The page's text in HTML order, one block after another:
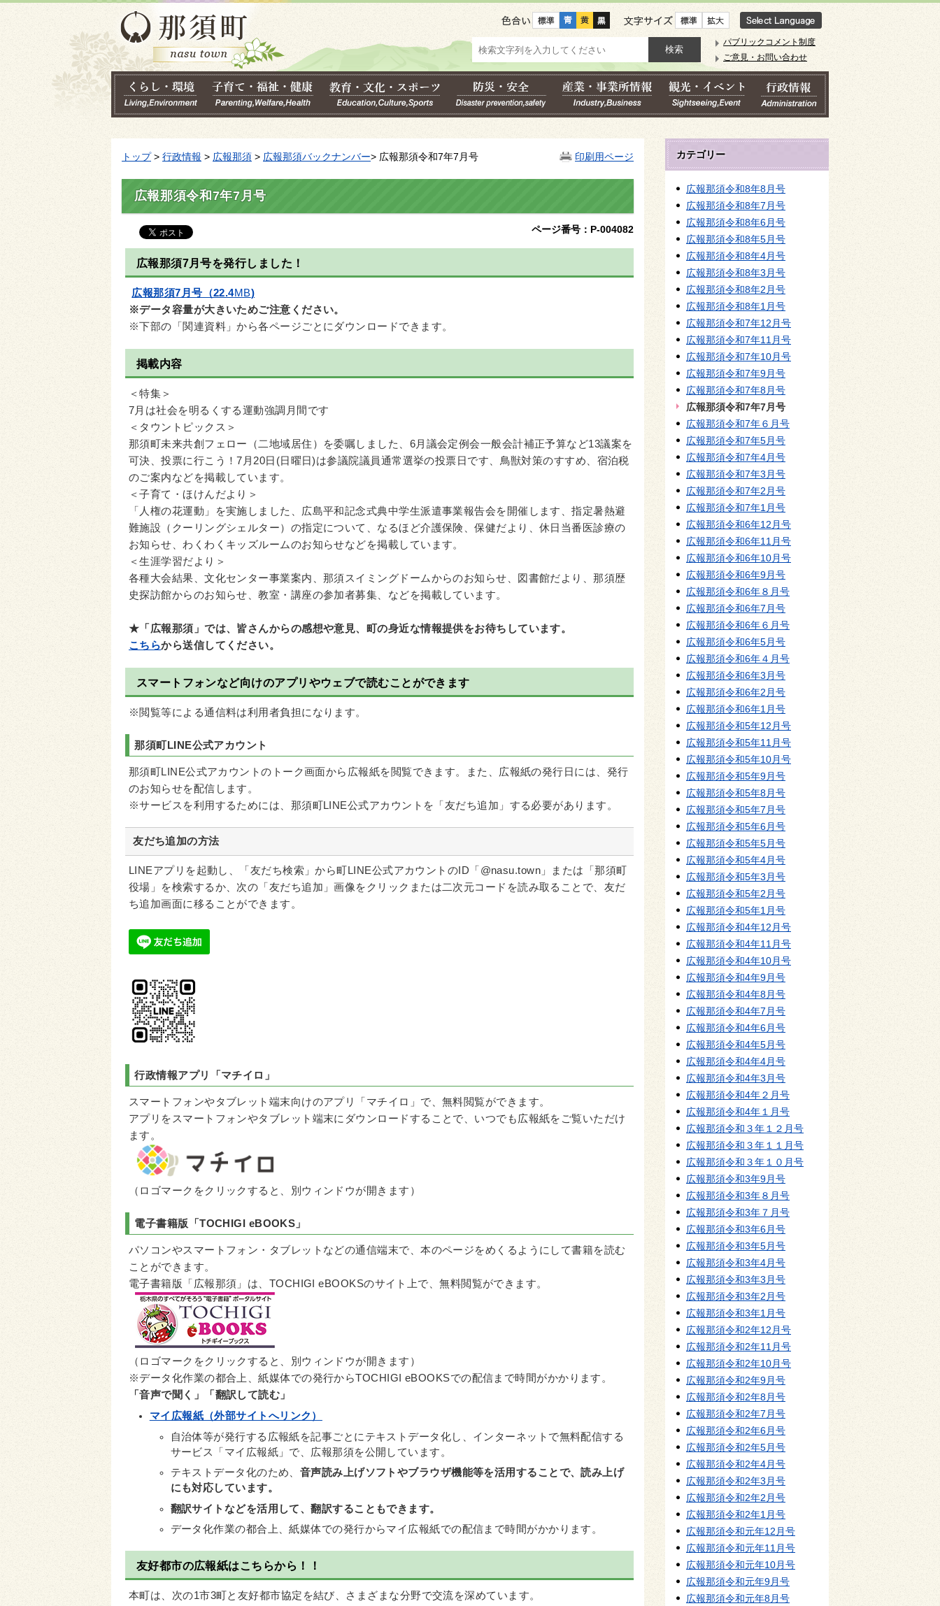
色合い 文字サイズ
パブリックコメント制度
ご意見・お問い合わせ
印刷用ページ
トップ> 行政情報 > 広報那須 > 広報那須バックナンバー> 広報那須令和7年7月号
広報那須令和7年7月号
ページ番号：P-004082
広報那須7月号を発行しました！
広報那須7月号（22.4MB)
※データ容量が大きいためご注意ください。
※下部の「関連資料」から各ページごとにダウンロードできます。
掲載内容
＜特集＞
7月は社会を明るくする運動強調月間です
＜タウントピックス＞
那須町未来共創フェロー（二地域居住）を委嘱しました、6月議会定例会一般会計補正予算など13議案を
可決、投票に行こう！7月20日(日曜日)は参議院議員通常選挙の投票日です、鳥獣対策のすすめ、宿泊税
のご案内などを掲載しています。
＜子育て・ほけんだより＞
「人権の花運動」を実施しました、広島平和記念式典中学生派遣事業報告会を開催します、指定暑熱避
難施設（クーリングシェルター）の指定について、なるほど介護保険、保健だより、休日当番医診療の
お知らせ、わくわくキッズルームのお知らせなどを掲載しています。
＜生涯学習だより＞
各種大会結果、文化センター事業案内、那須スイミングドームからのお知らせ、図書館だより、那須歴
史探訪館からのお知らせ、教室・講座の参加者募集、などを掲載しています。
★「広報那須」では、皆さんからの感想や意見、町の身近な情報提供をお待ちしています。
こちらから送信してください。
スマートフォンなど向けのアプリやウェブで読むことができます
※閲覧等による通信料は利用者負担になります。
那須町LINE公式アカウント
那須町LINE公式アカウントのトーク画面から広報紙を閲覧できます。また、広報紙の発行日には、発行
のお知らせを配信します。
※サービスを利用するためには、那須町LINE公式アカウントを「友だち追加」する必要があります。
友だち追加の方法
LINEアプリを起動し、「友だち検索」から町LINE公式アカウントのID「@nasu.town」または「那須町
役場」を検索するか、次の「友だち追加」画像をクリックまたは二次元コードを読み取ることで、友だ
ち追加画面に移ることができます。
行政情報アプリ 「マチイロ」
スマートフォンやタブレット端末向けのアプリ「マチイロ」で、無料閲覧ができます。
アプリをスマートフォンやタブレット端末にダウンロードすることで、いつでも広報紙をご覧いただけ
ます。
（ロゴマークをクリックすると、別ウィンドウが開きます）
電子書籍版「TOCHIGI eBOOKS 」
パソコンやスマートフォン・タブレットなどの通信端末で、本のページをめくるようにして書籍を読む
ことができます。
電子書籍版「広報那須」は、TOCHIGI eBOOKSのサイト上で、無料閲覧ができます。
（ロゴマークをクリックすると、別ウィンドウが開きます）
※データ化作業の都合上、紙媒体での発行からTOCHIGI eBOOKSでの配信まで時間がかかります。
「音声で聞く」「翻訳して読む」
マイ広報紙（外部サイトへリンク）
自治体等が発行する広報紙を記事ごとにテキストデータ化し、インターネットで無料配信する
サービス「マイ広報紙」で、広報那須を公開しています。
テキストデータ化のため、 音声読み上げソフトやブラウザ機能等を活用することで、読み上げ
にも対応しています。
翻訳サイトなどを活用して、翻訳することもできます。
データ化作業の都合上、紙媒体での発行からマイ広報紙での配信まで時間がかかります。
友好都市の広報紙はこちらから！！
本町は、次の1市3町と友好都市協定を結び、さまざまな分野で交流を深めています。
カテゴリー
広報那須令和8年8月号
広報那須令和8年7月号
広報那須令和8年6月号
広報那須令和8年5月号
広報那須令和8年4月号
広報那須令和8年3月号
広報那須令和8年2月号
広報那須令和8年1月号
広報那須令和7年12月号
広報那須令和7年11月号
広報那須令和7年10月号
広報那須令和7年9月号
広報那須令和7年8月号
広報那須令和7年7月号
広報那須令和7年６月号
広報那須令和7年5月号
広報那須令和7年4月号
広報那須令和7年3月号
広報那須令和7年2月号
広報那須令和7年1月号
広報那須令和6年12月号
広報那須令和6年11月号
広報那須令和6年10月号
広報那須令和6年9月号
広報那須令和6年８月号
広報那須令和6年7月号
広報那須令和6年６月号
広報那須令和6年5月号
広報那須令和6年４月号
広報那須令和6年3月号
広報那須令和6年2月号
広報那須令和6年1月号
広報那須令和5年12月号
広報那須令和5年11月号
広報那須令和5年10月号
広報那須令和5年9月号
広報那須令和5年8月号
広報那須令和5年7月号
広報那須令和5年6月号
広報那須令和5年5月号
広報那須令和5年4月号
広報那須令和5年3月号
広報那須令和5年2月号
広報那須令和5年1月号
広報那須令和4年12月号
広報那須令和4年11月号
広報那須令和4年10月号
広報那須令和4年9月号
広報那須令和4年8月号
広報那須令和4年7月号
広報那須令和4年6月号
広報那須令和4年5月号
広報那須令和4年4月号
広報那須令和4年3月号
広報那須令和4年２月号
広報那須令和4年１月号
広報那須令和３年１２月号
広報那須令和３年１１月号
広報那須令和３年１０月号
広報那須令和3年9月号
広報那須令和3年８月号
広報那須令和3年７月号
広報那須令和3年6月号
広報那須令和3年5月号
広報那須令和3年4月号
広報那須令和3年3月号
広報那須令和3年2月号
広報那須令和3年1月号
広報那須令和2年12月号
広報那須令和2年11月号
広報那須令和2年10月号
広報那須令和2年9月号
広報那須令和2年8月号
広報那須令和2年7月号
広報那須令和2年6月号
広報那須令和2年5月号
広報那須令和2年4月号
広報那須令和2年3月号
広報那須令和2年2月号
広報那須令和2年1月号
広報那須令和元年12月号
広報那須令和元年11月号
広報那須令和元年10月号
広報那須令和元年9月号
広報那須令和元年8月号